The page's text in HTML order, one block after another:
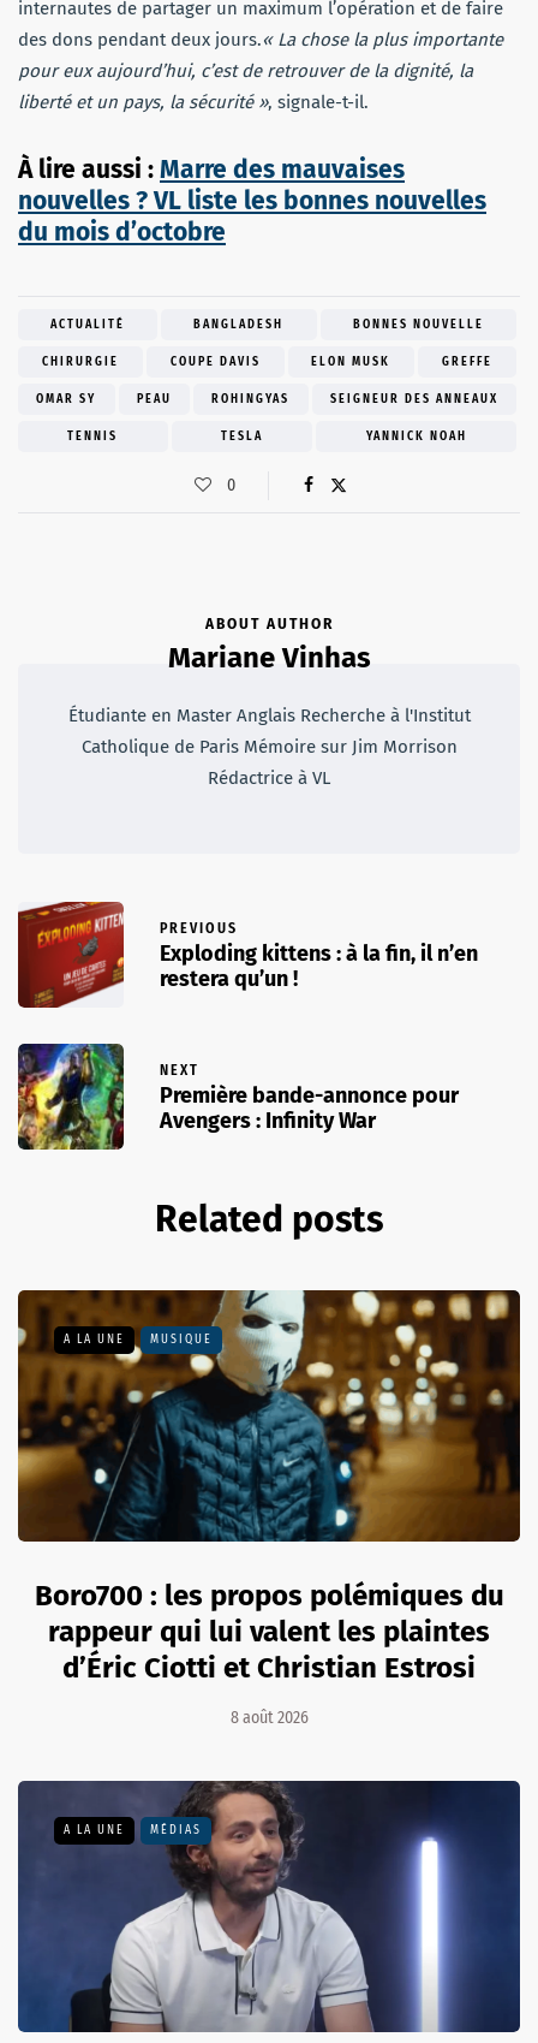
internautes de partager un maximum l’opération et de faire
des dons pendant deux jours.« La chose la plus importante
pour eux aujourd’hui, c’est de retrouver de la dignité, la
liberté et un pays, la sécurité », signale-t-il.
À lire aussi :Marre des mauvaises
nouvelles ? VL liste les bonnes nouvelles
du mois d’octobre
ACTUALITÉ BANGLADESH BONNES NOUVELLE
CHIRURGIE COUPE DAVIS ELON MUSK GREFFE
OMAR SY PEAU ROHINGYAS SEIGNEUR DES ANNEAUX
TENNIS TESLA YANNICK NOAH
0
ABOUT AUTHOR
Mariane Vinhas
Étudiante en Master Anglais Recherche à l'Institut
Catholique de Paris Mémoire sur Jim Morrison
Rédactrice à VL
PREVIOUS
Exploding kittens : à la fin, il n’en
restera qu’un !
NEXT
Première bande-annonce pour
Avengers : Infinity War
Related posts
A LA UNE MUSIQUE
Boro700 : les propos polémiques du
rappeur qui lui valent les plaintes
d’Éric Ciotti et Christian Estrosi
8 août 2026
A LA UNE MÉDIAS